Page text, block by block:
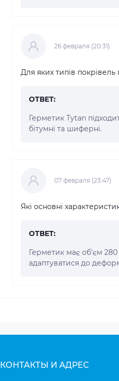
26 февраля (20:31)
Для яких типів
ОТВЕТ:
Герметик Tytan
бітумні та шиферні.
07 февраля (23:47)
Які основні
ОТВЕТ:
Герметик має об'єм
адаптуватися до
КОНТАКТЫ И АДРЕС